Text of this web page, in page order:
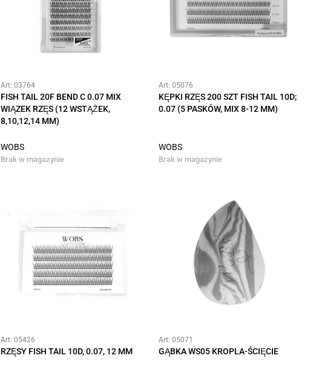
Art: 03764
FISH TAIL 20F BEND C 0.07 MIX
WIĄZEK RZĘS (12 WSTĄŻEK,
8,10,12,14 MM)
WOBS
Brak w magazynie
Art: 05076
KĘPKI RZĘS 200 SZT FISH TAIL 10D;
0.07 (5 PASKÓW, MIX 8-12 MM)
WOBS
Brak w magazynie
Art: 05426
RZĘSY FISH TAIL 10D, 0.07, 12 MM
Art: 05071
GĄBKA WS05 KROPLA-ŚCIĘCIE